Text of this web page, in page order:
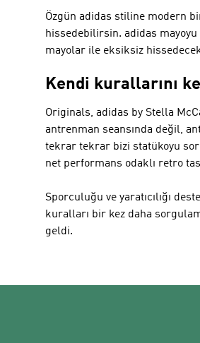
Özgün adidas stiline modern
hissedebilirsin. adidas
mayolar ile eksiksiz
Kendi kurallarını
Originals, adidas by Stella
antrenman seansında değil,
tekrar tekrar bizi statükoyu
net performans odaklı retro
Sporculuğu ve yaratıcılığı
kuralları bir kez daha
geldi.